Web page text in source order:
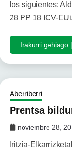
los siguientes:
28 PP 18 ICV-
Irakurri gehiago
Aberriberri
Prentsa
noviembre 28,
Iritzia-